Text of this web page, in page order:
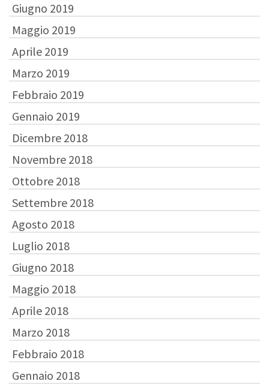
Giugno 2019
Maggio 2019
Aprile 2019
Marzo 2019
Febbraio 2019
Gennaio 2019
Dicembre 2018
Novembre 2018
Ottobre 2018
Settembre 2018
Agosto 2018
Luglio 2018
Giugno 2018
Maggio 2018
Aprile 2018
Marzo 2018
Febbraio 2018
Gennaio 2018